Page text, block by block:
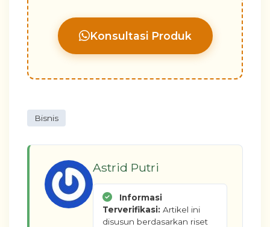
Konsultasi Produk
Bisnis
Astrid Putri
Informasi
Terverifikasi: Artikel ini
disusun berdasarkan riset